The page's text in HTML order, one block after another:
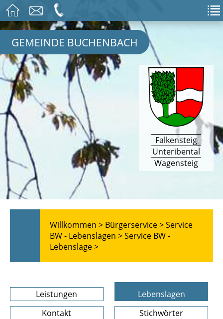
GEMEINDE BUCHENBACH
Falkensteig
Unteribental
Wagensteig
Willkommen > Bürgerservice >Service
BW - Lebenslagen >Service BW -
Lebenslage >
Leistungen
Lebenslagen
Kontakt
Stichwörter